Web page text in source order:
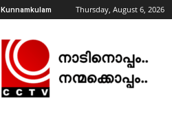
Kunnamkulam Thursday, August 6, 2026
NEWS
|
KUNNAMKULAM